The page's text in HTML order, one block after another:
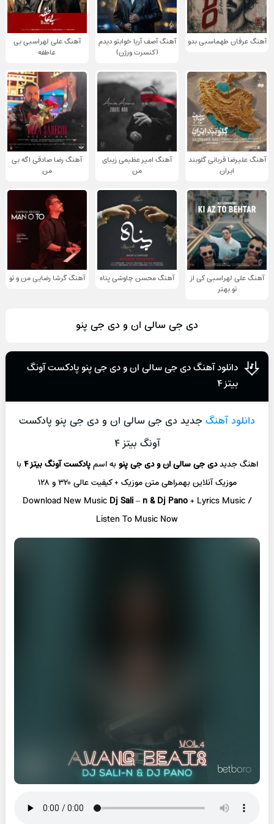
آهنگ عرفان طهماسبی بدو
آهنگ آصف آریا خوابتو دیدم
(کنسرت ورژن)
آهنگ علی لهراسبی بی
عاطفه
آهنگ علیرضا قربانی گلوبند
ایران
آهنگ امیر عظیمی زیبای
من
آهنگ رضا صادقی اگه بی
من
آهنگ علی لهراسبی کی از
تو ‌بهتر
آهنگ محسن چاوشی پناه آهنگ گرشا رضایی من و تو
دی جی سالی ان و دی جی پنو
دانلود آهنگ دی جی سالی ان و دی جی پنو پادکست آونگ
بیتز ۴
دانلود آهنگ جدید دی جی سالی ان و دی جی پنو پادکست
آونگ بیتز ۴
اهنگ جدیددی جی سالی ان و دی جی پنوبه اسمپادکست آونگ بیتز ۴ با
موزیک آنلاینبهمراهی متن موزیک + کیفیت عالی ۳۲۰ و ۱۲۸
Download New Music Dj Sali–n & Dj Pano+ Lyrics Music /
Listen To Music Now